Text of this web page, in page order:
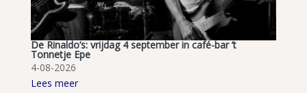
De Rinaldo’s: vrijdag 4 september in café-bar ’t
Tonnetje Epe
4-08-2026
Lees meer